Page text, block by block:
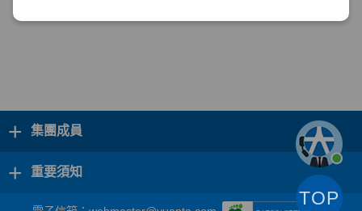
+ 集團成員
+ 重要須知
TOP